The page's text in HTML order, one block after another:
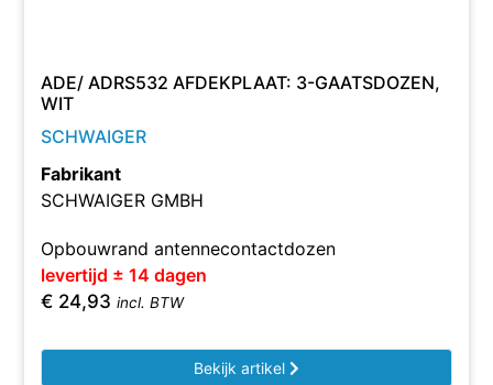
ADE/ ADRS532 AFDEKPLAAT: 3-GAATSDOZEN,
WIT
SCHWAIGER
Fabrikant
SCHWAIGER GMBH
Opbouwrand antennecontactdozen
levertijd ± 14 dagen
€ 24,93 incl. BTW
Bekijk artikel